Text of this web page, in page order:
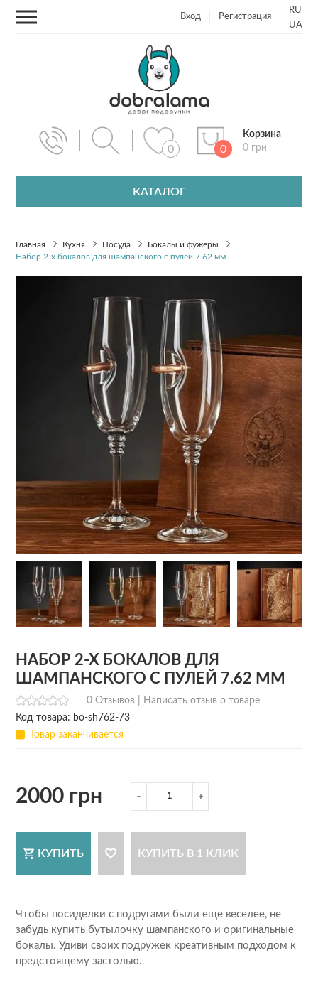
Вход Регистрация
RU
UA
0 0
Корзина
0 грн
КАТАЛОГ
Главная Кухня Посуда
Бокалы и фужеры
Набор 2-х бокалов для шампанского с пулей 7.62 мм
НАБОР 2-Х БОКАЛОВ ДЛЯ
ШАМПАНСКОГО С ПУЛЕЙ 7.62 ММ
0 Отзывов |
Написать отзыв о товаре
Код товара: bo-sh762-73
Товар заканчивается
2000 грн
КУПИТЬ КУПИТЬ В 1 КЛИК
Чтобы посиделки с подругами были еще веселее, не
забудь купить бутылочку шампанского и оригинальные
бокалы. Удиви своих подружек креативным подходом к
предстоящему застолью.